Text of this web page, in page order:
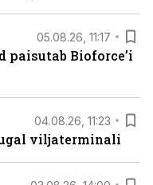
05.08.26, 11:17
paisutab Bioforce’i
04.08.26, 11:23
viljaterminali